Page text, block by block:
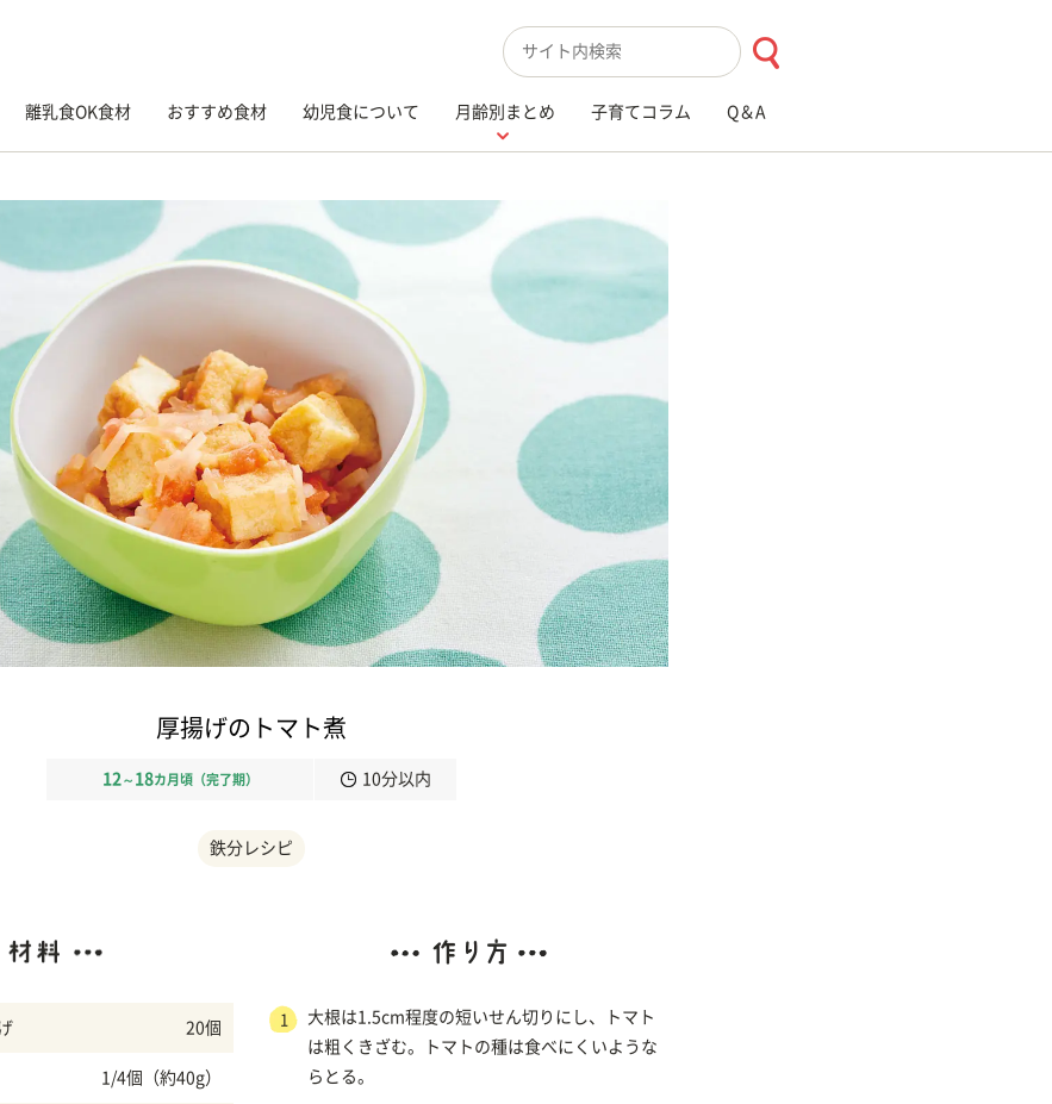
検索キーワード入力
離乳食OK食材 おすすめ食材 幼児食について 月齢別まとめ 子育てコラム Q＆A
厚揚げのトマト煮
12 ～ 18カ月頃（完了期） 10分以内
鉄分レシピ
20個
1/4個（約40g）
1
大根は1.5cm程度の短いせん切りにし、トマト
は粗くきざむ。トマトの種は食べにくいような
らとる。